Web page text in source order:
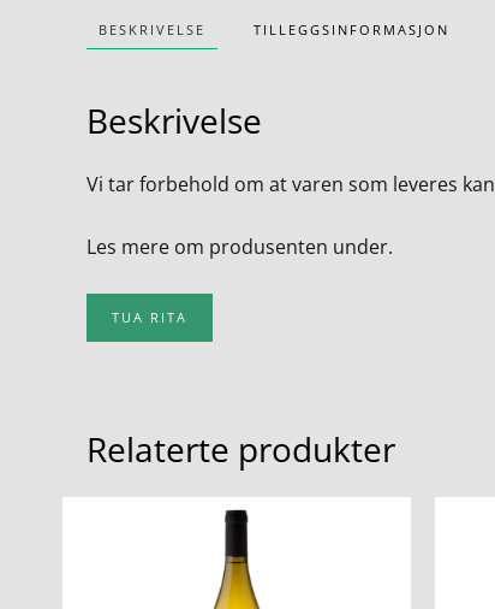
BESKRIVELSE TILLEGGSINFORMASJON
Beskrivelse
Vi tar forbehold om at varen som leveres
Les mere om produsenten under.
TUA RITA
Relaterte produkter